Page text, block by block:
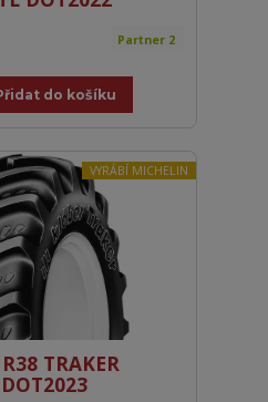
Partner 2
do košíku
VYRÁBÍ MICHELIN
TRAKER